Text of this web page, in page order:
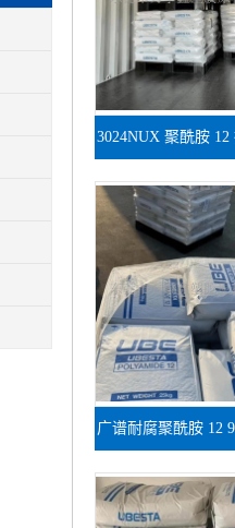
3024NUX 聚酰胺
户外护套挤
广谱耐腐聚酰胺 12
线缆防护挤